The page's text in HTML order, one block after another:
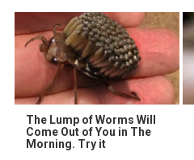
The Lump of Worms Will
Come Out of You in The
Morning. Try it